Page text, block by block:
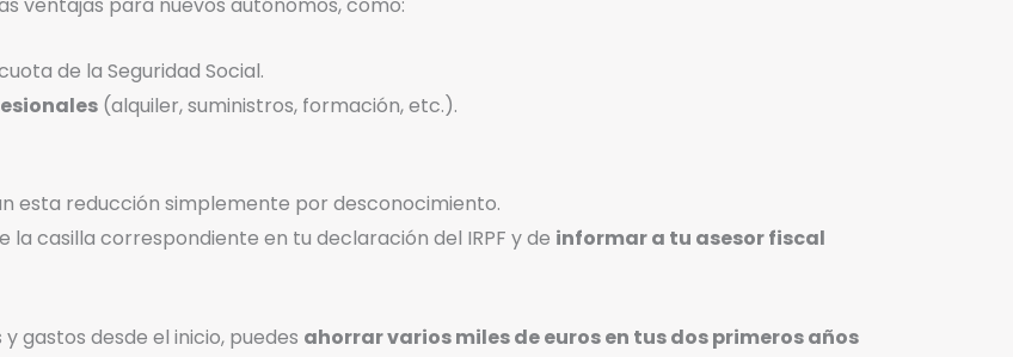
de la Seguridad Social.
(alquiler, suministros, formación, etc.).
esta reducción simplemente por desconocimiento.
casilla correspondiente en tu declaración del IRPF y de informar a tu asesor fiscal
gastos desde el inicio, puedes ahorrar varios miles de euros en tus dos primeros años